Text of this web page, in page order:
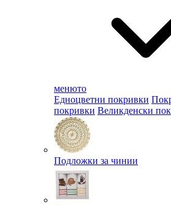
менюто
Едноцветни покривки
покривки Великденски
Подложки за чинии